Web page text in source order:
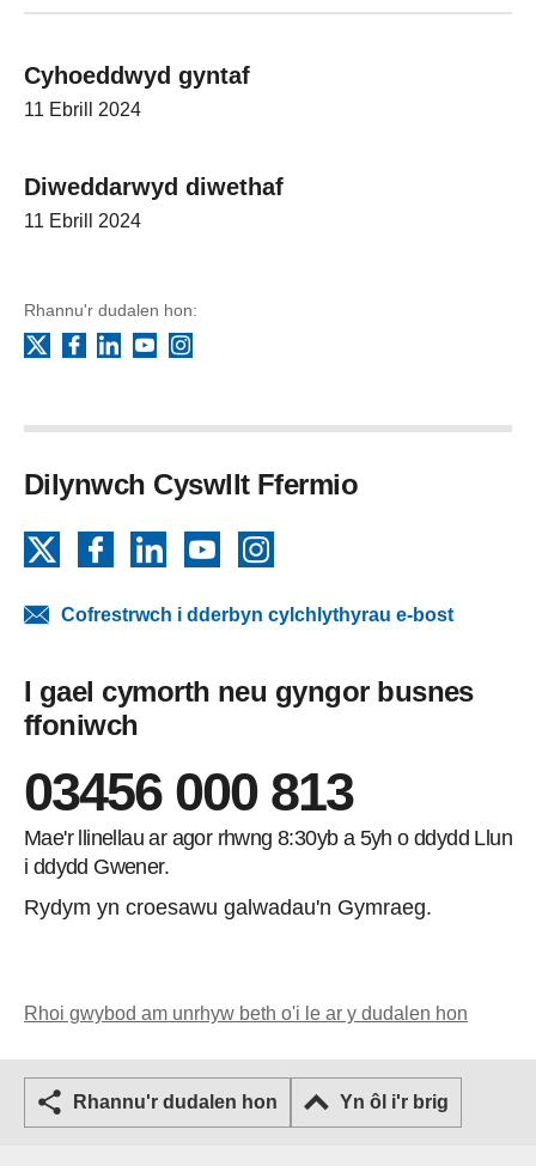
Cyhoeddwyd gyntaf
11 Ebrill 2024
Diweddarwyd diwethaf
11 Ebrill 2024
Rhannu'r dudalen hon:
Facebook
LinkedIn
YouTubeInstagram
Dilynwch Cyswllt Ffermio
FacebookLinkedInYouTube
Cofrestrwch i dderbyn cylchlythyrau e-bost
I gael cymorth neu gyngor busnes
ffoniwch
03456 000 813
Mae'r llinellau ar agor rhwng 8:30yb a 5yh o ddydd Llun
i ddydd Gwener.
Rydym yn croesawu galwadau'n Gymraeg.
Rhoi gwybod am unrhyw beth o'i le ar y dudalen hon
Rhannu'r dudalen hon Yn ôl i'r brig